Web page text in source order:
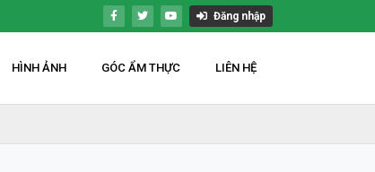
Đăng nhập
HÌNH ẢNH GÓC ẨM THỰC LIÊN HỆ